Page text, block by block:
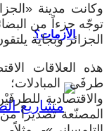
الأزمات؟
وكانت مدينة
الجزائر وبجاية
هذه العلاقات
طرفَي المبادلات؛
والاقتصادية
المصنّعة تصديراً